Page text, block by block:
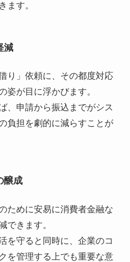
ます。
減
り」依頼に、その都度対応
姿が目に浮かびます。
、申請から振込までがシス
負担を劇的に減らすことが
醸成
ために安易に消費者金融な
できます。
を守ると同時に、企業のコ
を管理する上でも重要な意